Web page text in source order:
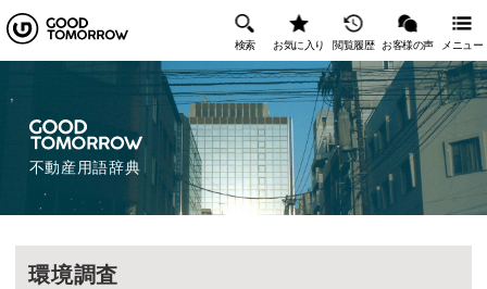
検索 お気に入り 閲覧履歴 お客様の声 メニュー
不動産用語辞典
環境調査